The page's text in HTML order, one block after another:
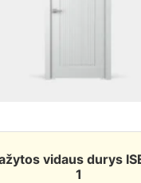
vidaus durys
1